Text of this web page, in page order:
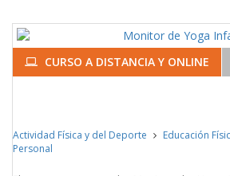
CURSO A DISTANCIA Y ONLINE
Actividad Física y del Deporte
Educación
Personal